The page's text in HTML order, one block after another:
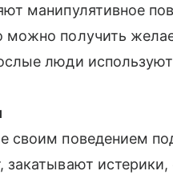
манипулятивное
получить
люди
своим поведением
закатывают